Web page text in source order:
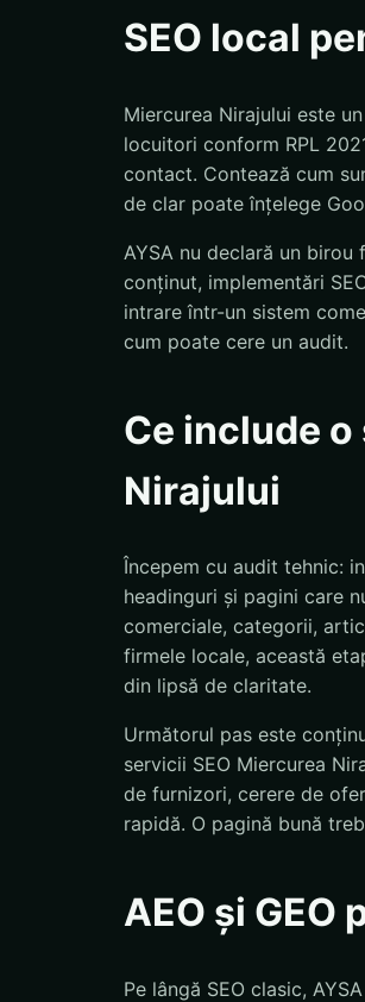
SEO local
Miercurea Nirajului este
locuitori conform RPL
contact. Contează cum
de clar poate înțelege
AYSA nu declară un
conținut, implementări
intrare într-un sistem
cum poate cere un audit.
Ce include
Nirajului
Începem cu audit tehnic:
headinguri și pagini care
comerciale, categorii,
firmele locale, această
din lipsă de claritate.
Următorul pas este
servicii SEO Miercurea
de furnizori, cerere de
rapidă. O pagină bună
AEO și
Pe lângă SEO clasic,